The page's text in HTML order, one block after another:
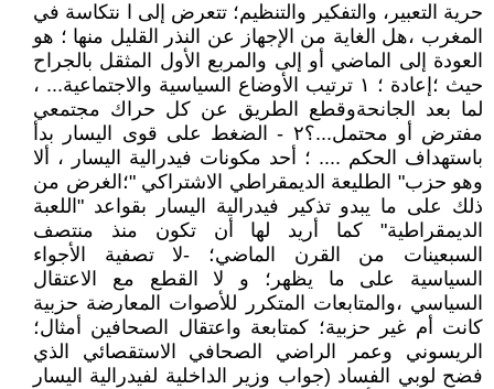
حرية التعبير، والتفكير والتنظيم؛ تتعرض إلى ا نتكاسة في
المغرب ،هل الغاية من الإجهاز عن النذر القليل منها ؛ هو
العودة إلى الماضي أو إلى والمربع الأول المثقل بالجراح
حيث ؛إعادة ؛ ١ ترتيب الأوضاع السياسية والاجتماعية... ،
لما بعد الجانحةوقطع الطريق عن كل حراك مجتمعي
مفترض أو محتمل...؟٢ - الضغط على قوى اليسار بدأ
باستهداف الحكم .... ؛ أحد مكونات فيدرالية اليسار ، ألا
وهو حزب" الطليعة الديمقراطي الاشتراكي "؛الغرض من
ذلك على ما يبدو تذكير فيدرالية اليسار بقواعد "اللعبة
الديمقراطية" كما أريد لها أن تكون منذ منتصف
السبعينات من القرن الماضي؛ -لا تصفية الأجواء
السياسية على ما يظهر؛ و لا القطع مع الاعتقال
السياسي ،والمتابعات المتكرر للأصوات المعارضة حزبية
كانت أم غير حزبية؛ كمتابعة واعتقال الصحافين أمثال؛
الريسوني وعمر الراضي الصحافي الاستقصائي الذي
فضح لوبي الفساد (جواب وزير الداخلية لفيدرالية اليسار